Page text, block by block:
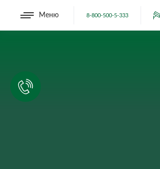
8-800-500-5-333
Меню